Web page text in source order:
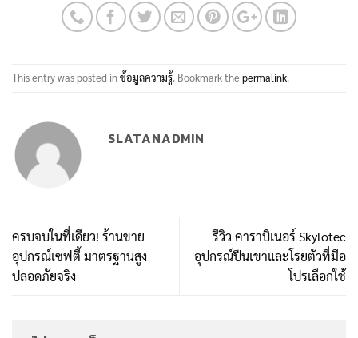
This entry was posted inข้อมูลความรู้. Bookmark the permalink.
SLATANADMIN
ครบจบในที่เดียว! ร้านขาย
อุปกรณ์เซฟตี้ มาตรฐานสูง
ปลอดภัยจริง
รีวิว คาราบิเนอร์ Skylotec
อุปกรณ์ปีนเขาและโรยตัวที่มือ
โปรเลือกใช้